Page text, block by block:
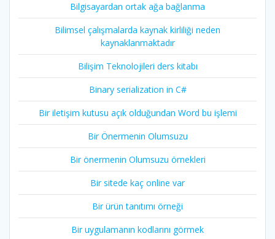
Bilgisayardan ortak ağa bağlanma
Bilimsel çalışmalarda kaynak kirliliği neden
kaynaklanmaktadır
Bilişim Teknolojileri ders kitabı
Binary serialization in C#
Bir iletişim kutusu açık olduğundan Word bu işlemi
Bir Önermenin Olumsuzu
Bir önermenin Olumsuzu örnekleri
Bir sitede kaç online var
Bir ürün tanıtımı örneği
Bir uygulamanın kodlarını görmek